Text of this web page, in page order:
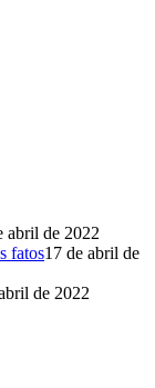
abril de 2022
fatos17 de abril de
de 2022